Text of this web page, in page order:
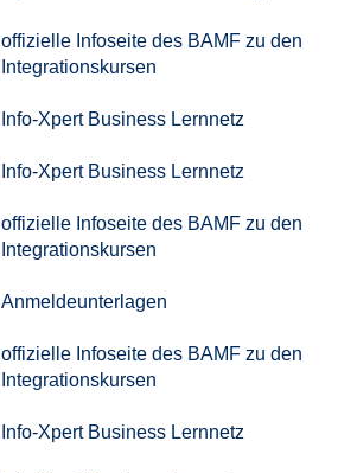
offizielle Infoseite des BAMF zu den
Integrationskursen
Info-Xpert Business Lernnetz
Info-Xpert Business Lernnetz
offizielle Infoseite des BAMF zu den
Integrationskursen
Anmeldeunterlagen
offizielle Infoseite des BAMF zu den
Integrationskursen
Info-Xpert Business Lernnetz